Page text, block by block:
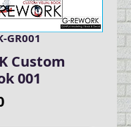
GR001
Custom
001
價